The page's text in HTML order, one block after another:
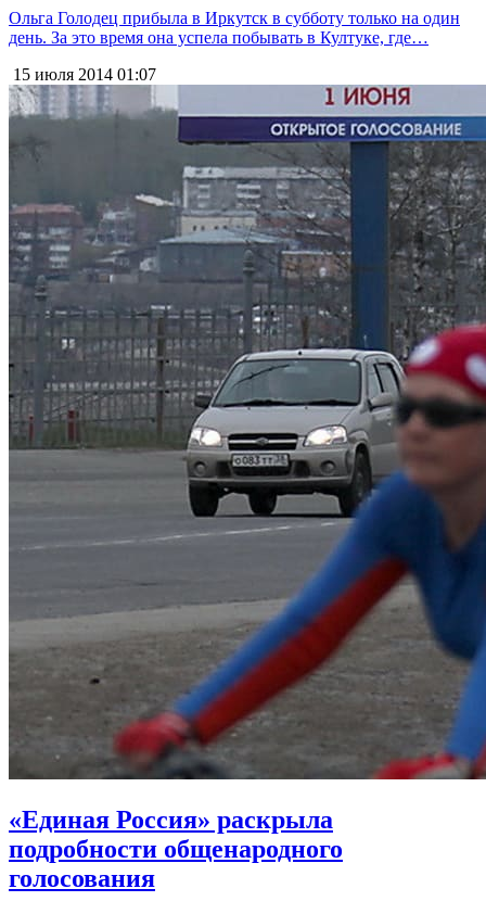
Ольга Голодец прибыла в Иркутск в субботу только на один
день. За это время она успела побывать в Култуке, где…
15 июля 2014 01:07
«Единая Россия» раскрыла
подробности общенародного
голосования